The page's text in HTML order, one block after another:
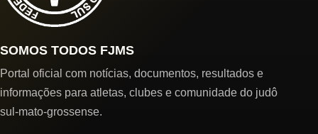
SOMOS TODOS FJMS
Portal oficial com notícias, documentos, resultados e
informações para atletas, clubes e comunidade do judô
sul-mato-grossense.